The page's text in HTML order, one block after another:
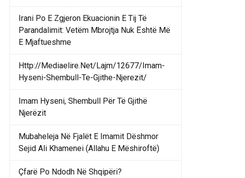
Irani Po E Zgjeron Ekuacionin E Tij Të
Parandalimit: Vetëm Mbrojtja Nuk Është Më
E Mjaftueshme
Http://Mediaelire.Net/Lajm/12677/Imam-
Hyseni-Shembull-Te-Gjithe-Njerezit/
Imam Hyseni, Shembull Për Të Gjithë
Njerëzit
Mubaheleja Në Fjalët E Imamit Dëshmor
Sejid Ali Khamenei (Allahu E Mëshiroftë)
Çfarë Po Ndodh Në Shqipëri?